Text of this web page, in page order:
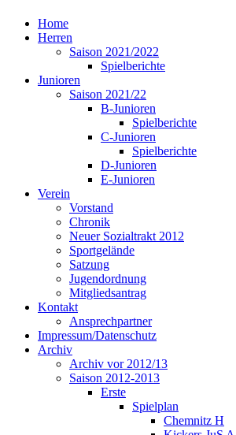
Home
Herren
Saison 2021/2022
Spielberichte
Junioren
Saison 2021/22
B-Junioren
Spielberichte
C-Junioren
Spielberichte
D-Junioren
E-Junioren
Verein
Vorstand
Chronik
Neuer Sozialtrakt 2012
Sportgelände
Satzung
Jugendordnung
Mitgliedsantrag
Kontakt
Ansprechpartner
Impressum/Datenschutz
Archiv
Archiv vor 2012/13
Saison 2012-2013
Erste
Spielplan
Chemnitz H